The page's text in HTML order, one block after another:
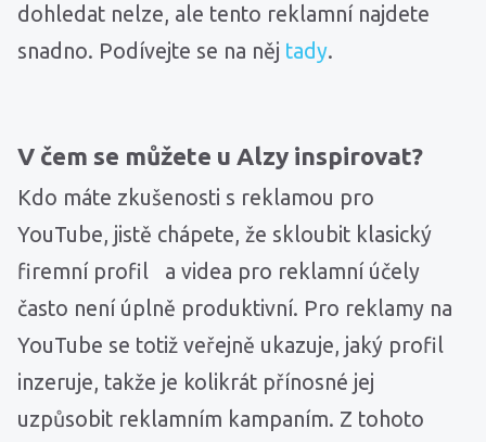
dohledat nelze, ale tento reklamní najdete
snadno. Podívejte se na něj tady.
V čem se můžete u Alzy inspirovat?
Kdo máte zkušenosti s reklamou pro
YouTube, jistě chápete, že skloubit klasický
firemní profil a videa pro reklamní účely
často není úplně produktivní. Pro reklamy na
YouTube se totiž veřejně ukazuje, jaký profil
inzeruje, takže je kolikrát přínosné jej
uzpůsobit reklamním kampaním. Z tohoto